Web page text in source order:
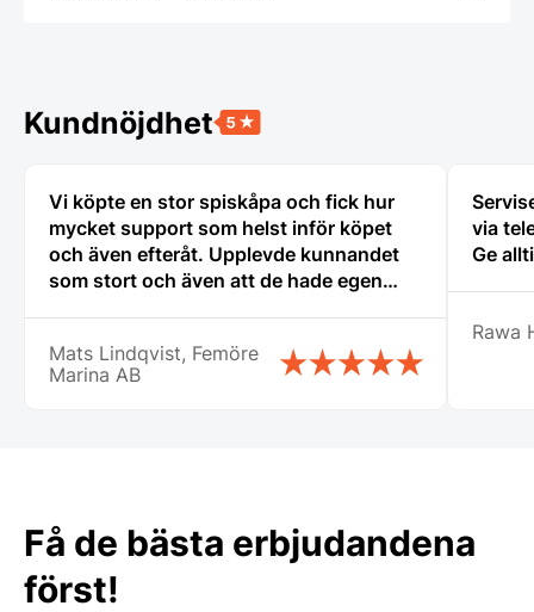
Kundnöjdhet
Vi köpte en stor spiskåpa och fick hur
mycket support som helst inför köpet
och även efteråt. Upplevde kunnandet
som stort och även att de hade egen
ny i detta. Tänker att detta företag får bli
min nya huvudleverantör framöver när
Mats Lindqvist, Femöre
Marina AB
via
Ge
Rawa
Få de bästa erbjudandena
först!